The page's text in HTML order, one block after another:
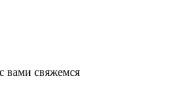
вами свяжемся